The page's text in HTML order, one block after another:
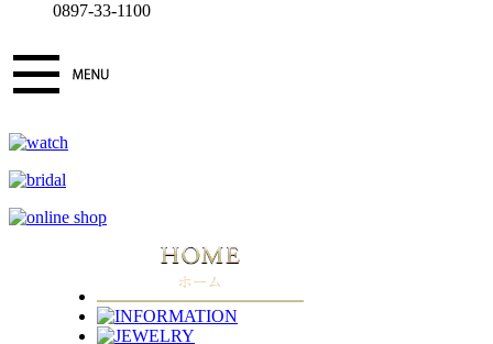
0897-33-1100